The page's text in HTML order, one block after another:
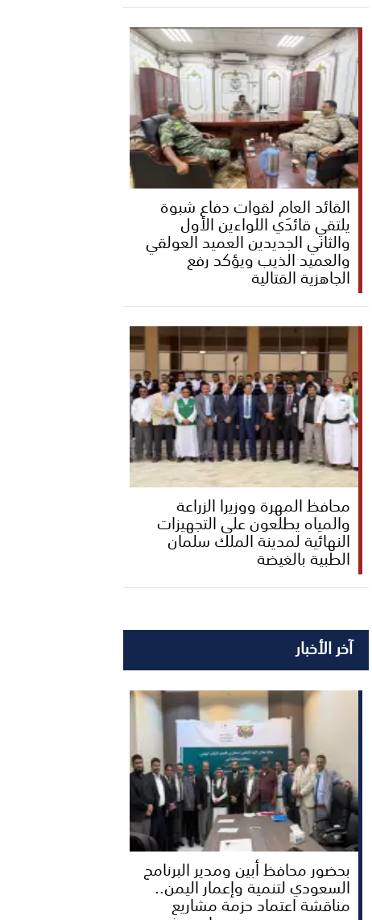
القائد العام لقوات دفاع شبوة
يلتقي قائدَي اللواءين الأول
والثاني الجديدين العميد العولقي
والعميد الذيب ويؤكد رفع
الجاهزية القتالية
محافظ المهرة ووزيرا الزراعة
والمياه يطلعون على التجهيزات
النهائية لمدينة الملك سلمان
الطبية بالغيضة
آخر الأخبار
بحضور محافظ أبين ومدير البرنامج
السعودي لتنمية وإعمار اليمن..
مناقشة اعتماد حزمة مشاريع